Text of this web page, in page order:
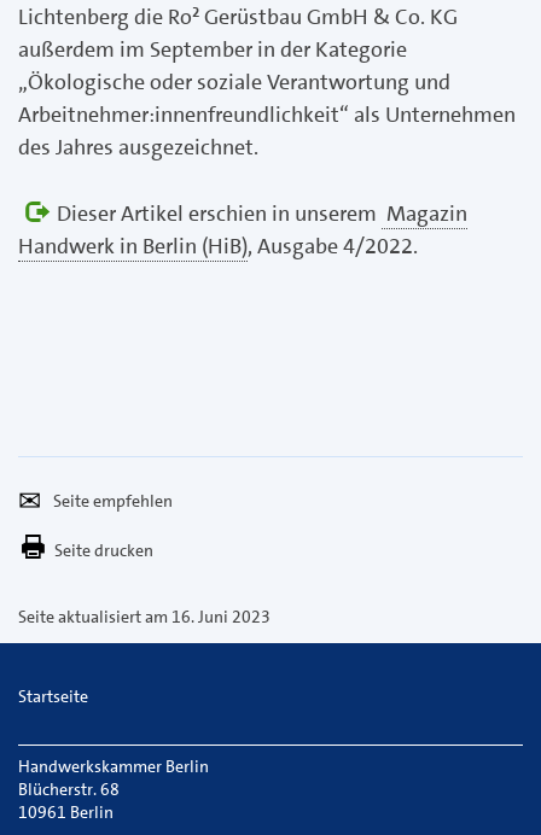
Lichtenberg die Ro² Gerüstbau GmbH & Co. KG
außerdem im September in der Kategorie
„Ökologische oder soziale Verantwortung und
Arbeitnehmer:innenfreundlichkeit“ als Unternehmen
des Jahres ausgezeichnet.
Dieser Artikel erschien in unserem Magazin
Handwerk in Berlin (HiB), Ausgabe 4/2022.
empfehlen
Per
E-
versenden
Seite drucken
Seite aktualisiert am 16. Juni 2023
Startseite
Handwerkskammer Berlin
Blücherstr. 68
10961 Berlin